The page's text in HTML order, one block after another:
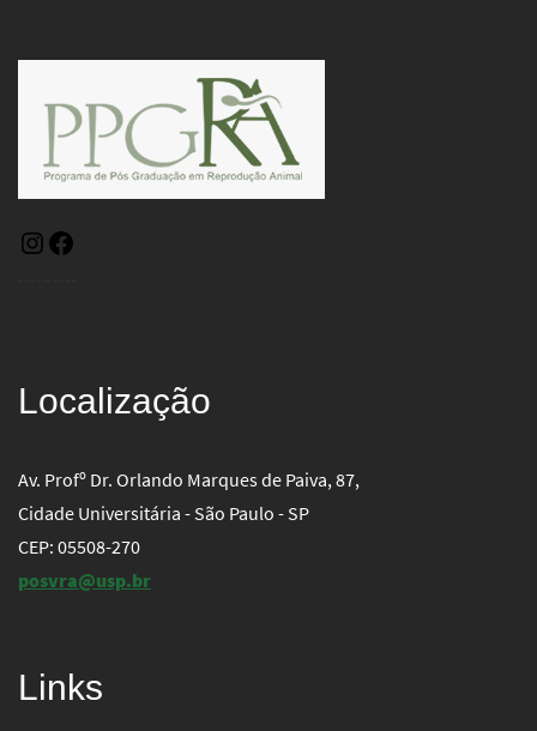
Localização
Av. Profº Dr. Orlando Marques de Paiva, 87,
Cidade Universitária - São Paulo - SP
CEP: 05508-270
posvra@usp.br
Links